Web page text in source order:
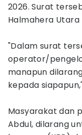
2026. Surat
Halmahera Utara
"Dalam surat
operator/
manapun
kepada
Masyarakat dan
Abdul, dilarang